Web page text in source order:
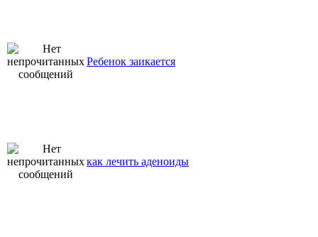
Ребенок заикается
как лечить аденоиды